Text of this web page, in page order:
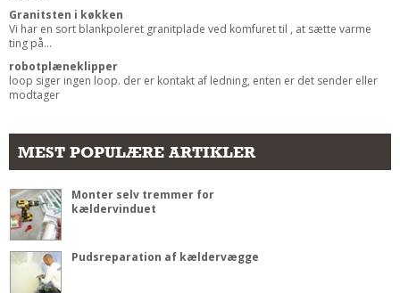
Granitsten i køkken
Vi har en sort blankpoleret granitplade ved komfuret til , at sætte varme
ting på...
robotplæneklipper
loop siger ingen loop. der er kontakt af ledning, enten er det sender eller
modtager
MEST POPULÆRE ARTIKLER
Monter selv tremmer for
kældervinduet
Pudsreparation af kældervægge